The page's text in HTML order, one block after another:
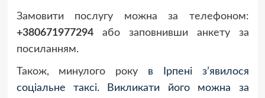
Замовити послугу можна за телефоном:
+380671977294або заповнивши анкету за
посиланням.
Також, минулого року в Ірпені з’явилося
соціальне таксі.
Викликати його можна за